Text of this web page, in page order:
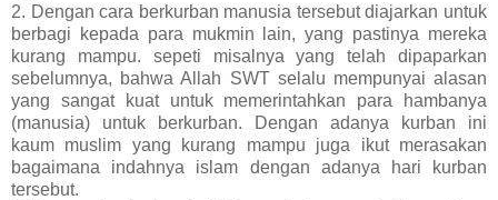
2. Dengan cara berkurban manusia tersebut diajarkan untuk
berbagi kepada para mukmin lain, yang pastinya mereka
kurang mampu. sepeti misalnya yang telah dipaparkan
sebelumnya, bahwa Allah SWT selalu mempunyai alasan
yang sangat kuat untuk memerintahkan para hambanya
(manusia) untuk berkurban. Dengan adanya kurban ini
kaum muslim yang kurang mampu juga ikut merasakan
bagaimana indahnya islam dengan adanya hari kurban
tersebut.